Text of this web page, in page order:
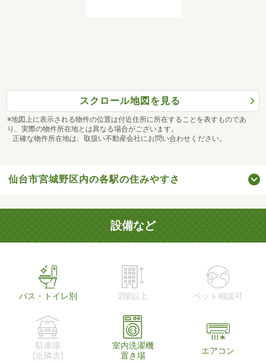
スクロール地図を見る
※地図上に表示される物件の位置は付近住所に所在することを表すものであ
り、実際の物件所在地とは異なる場合がございます。
正確な物件所在地は、取扱い不動産会社にお問い合わせください。
仙台市宮城野区内の各駅の住みやすさ
設備など
バス・トイレ別 2階以上 ペット相談可
駐車場
(近隣含)
室内洗濯機
置き場
エアコン